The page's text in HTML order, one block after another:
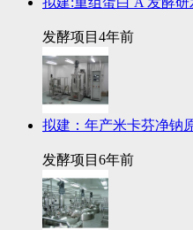
发酵项目 4年前
拟建：年产米卡芬净钠
发酵项目 6年前